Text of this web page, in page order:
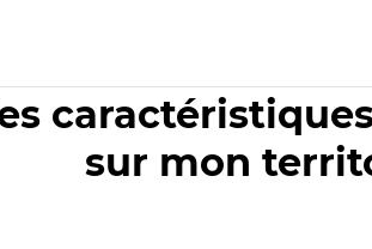
sur mon